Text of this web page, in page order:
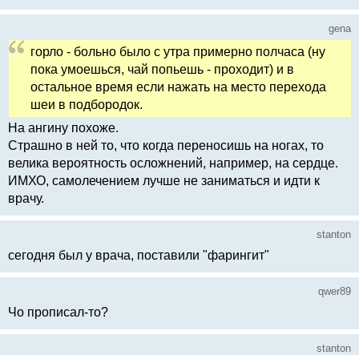
gena
горло - больно было с утра примерно полчаса (ну
пока умоешься, чай попьешь - проходит) и в
остальное время если нажать на место перехода
шеи в подбородок.
На ангину похоже.
Страшно в ней то, что когда переносишь на ногах, то
велика вероятность осложнений, например, на сердце.
ИМХО, самолечением лучше не заниматься и идти к
врачу.
stanton
сегодня был у врача, поставили "фарингит"
qwer89
Чо прописал-то?
stanton